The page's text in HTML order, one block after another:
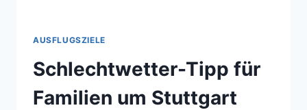
AUSFLUGSZIELE
Schlechtwetter-Tipp für
Familien um Stuttgart